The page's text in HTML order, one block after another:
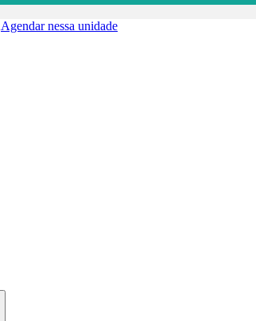
Agendar nessa unidade